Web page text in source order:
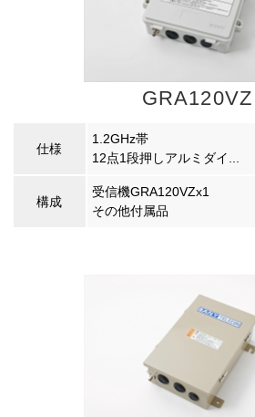
GRA120VZ
仕様
1.2GHz帯
12点1段押しアルミダイ...
構成
受信機GRA120VZx1
その他付属品